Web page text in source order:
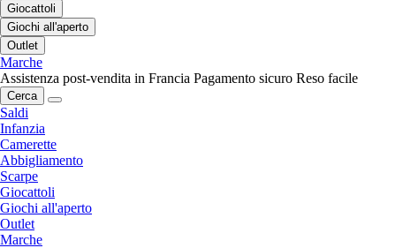
Giocattoli
Giochi all'aperto
Outlet
Marche
Assistenza post-vendita in Francia Pagamento sicuro Reso facile
Cerca
Saldi
Infanzia
Camerette
Abbigliamento
Scarpe
Giocattoli
Giochi all'aperto
Outlet
Marche